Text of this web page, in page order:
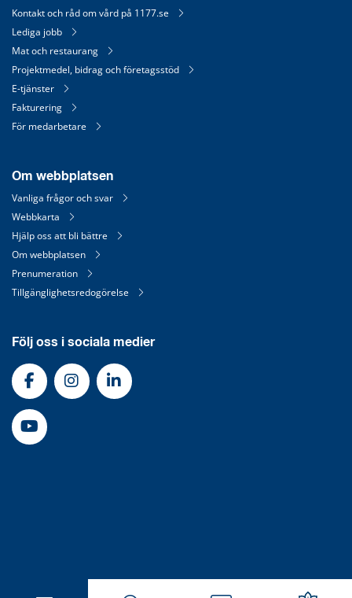
Kontakt och råd om vård på 1177.se
Lediga jobb
Mat och restaurang
Projektmedel, bidrag och företagsstöd
E-tjänster
Fakturering
För medarbetare
Om webbplatsen
Vanliga frågor och svar
Webbkarta
Hjälp oss att bli bättre
Om webbplatsen
Prenumeration
Tillgänglighetsredogörelse
Följ oss i sociala medier